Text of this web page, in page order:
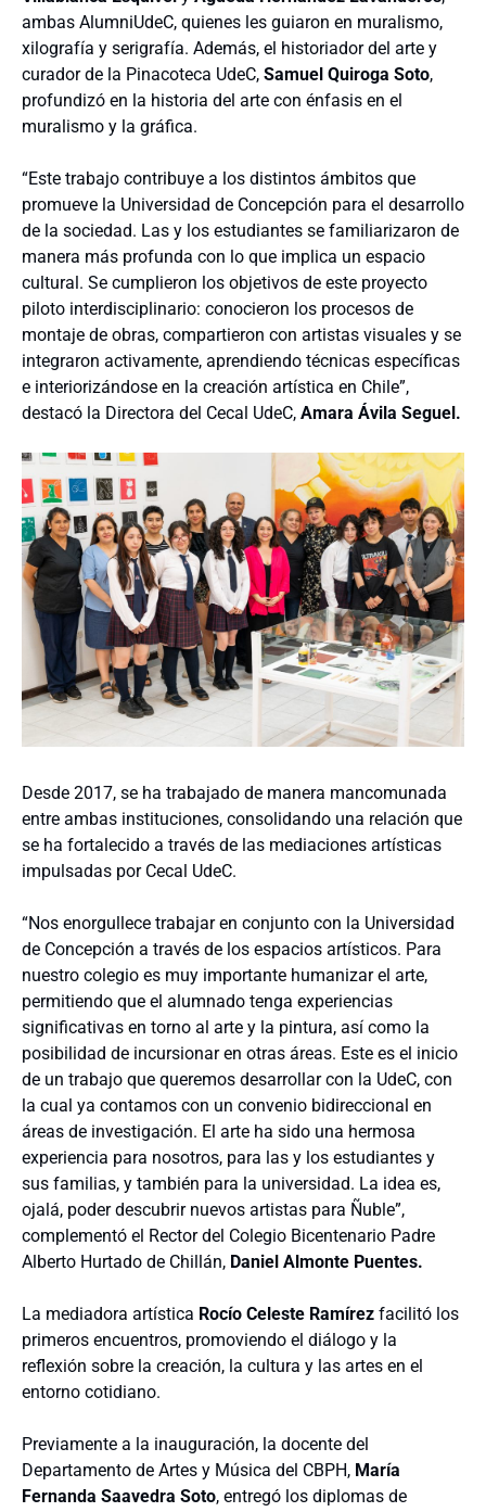
ambas AlumniUdeC, quienes les guiaron en muralismo,
xilografía y serigrafía. Además, el historiador del arte y
curador de la Pinacoteca UdeC, Samuel Quiroga Soto,
profundizó en la historia del arte con énfasis en el
muralismo y la gráfica.
“Este trabajo contribuye a los distintos ámbitos que
promueve la Universidad de Concepción para el desarrollo
de la sociedad. Las y los estudiantes se familiarizaron de
manera más profunda con lo que implica un espacio
cultural. Se cumplieron los objetivos de este proyecto
piloto interdisciplinario: conocieron los procesos de
montaje de obras, compartieron con artistas visuales y se
integraron activamente, aprendiendo técnicas específicas
e interiorizándose en la creación artística en Chile”,
destacó la Directora del Cecal UdeC, Amara Ávila Seguel.
Desde 2017, se ha trabajado de manera mancomunada
entre ambas instituciones, consolidando una relación que
se ha fortalecido a través de las mediaciones artísticas
impulsadas por Cecal UdeC.
“Nos enorgullece trabajar en conjunto con la Universidad
de Concepción a través de los espacios artísticos. Para
nuestro colegio es muy importante humanizar el arte,
permitiendo que el alumnado tenga experiencias
significativas en torno al arte y la pintura, así como la
posibilidad de incursionar en otras áreas. Este es el inicio
de un trabajo que queremos desarrollar con la UdeC, con
la cual ya contamos con un convenio bidireccional en
áreas de investigación. El arte ha sido una hermosa
experiencia para nosotros, para las y los estudiantes y
sus familias, y también para la universidad. La idea es,
ojalá, poder descubrir nuevos artistas para Ñuble”,
complementó el Rector del Colegio Bicentenario Padre
Alberto Hurtado de Chillán, Daniel Almonte Puentes.
La mediadora artística Rocío Celeste Ramírez facilitó los
primeros encuentros, promoviendo el diálogo y la
reflexión sobre la creación, la cultura y las artes en el
entorno cotidiano.
Previamente a la inauguración, la docente del
Departamento de Artes y Música del CBPH, María
Fernanda Saavedra Soto, entregó los diplomas de